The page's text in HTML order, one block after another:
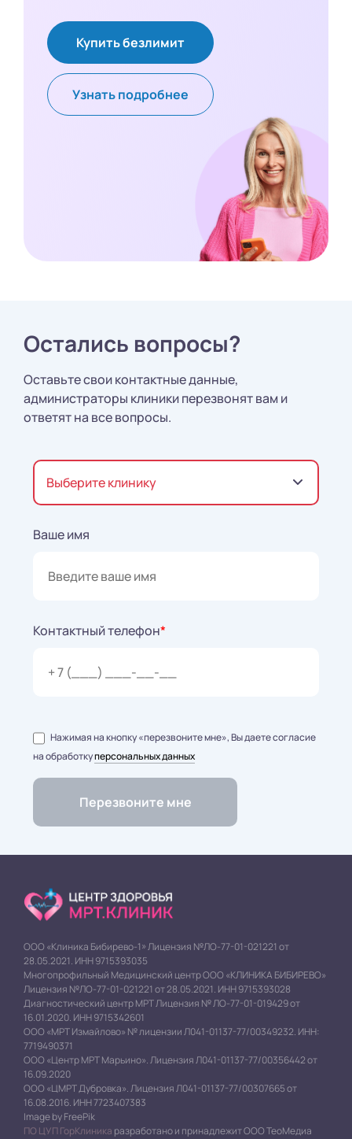
Купить безлимит
Узнать подробнее
Остались вопросы?
Оставьте свои контактные данные,
администраторы клиники перезвонят вам и
ответят на все вопросы.
Выберите клинику
Ваше имя
Контактный телефон*
Нажимая на кнопку «перезвоните мне», Вы даете согласие
на обработкуперсональных данных
ООО «Клиника Бибирево-1» Лицензия №ЛО-77-01-021221 от
28.05.2021. ИНН 9715393035
Многопрофильный Медицинский центр ООО «КЛИНИКА БИБИРЕВО»
Лицензия №ЛО-77-01-021221 от 28.05.2021. ИНН 9715393028
Диагностический центр МРТ Лицензия № ЛО-77-01-019429 от
16.01.2020. ИНН 9715342601
ООО «МРТ Измайлово» № лицензии Л041-01137-77/00349232. ИНН:
7719490371
ООО «Центр МРТ Марьино». Лицензия Л041-01137-77/00356442 от
16.09.2020
ООО «ЦМРТ Дубровка». Лицензия Л041-01137-77/00307665 от
16.08.2016. ИНН 7723407383
Image by FreePik
ПО ЦУП ГорКлиника разработано и принадлежит ООО ТеоМедиа